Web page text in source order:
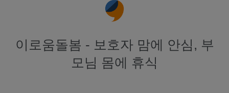
이로움돌봄 - 보호자 맘에 안심, 부
모님 몸에 휴식